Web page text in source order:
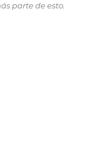
parte de esto.